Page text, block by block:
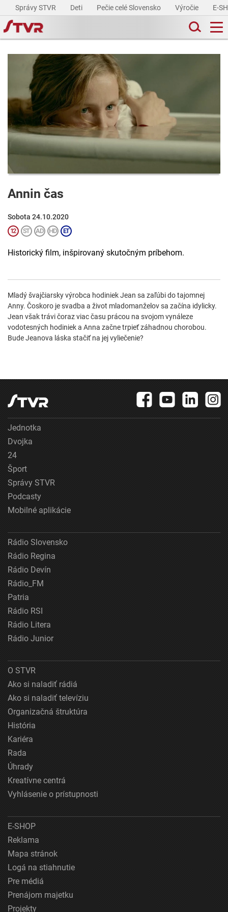
Správy STVR Deti Pečie celé Slovensko Výročie E-
Annin čas
Sobota 24.10.2020
Historický film, inšpirovaný skutočným príbehom.
Mladý švajčiarsky výrobca hodiniek Jean sa zaľúbi do tajomnej
Anny. Čoskoro je svadba a život mladomanželov sa začína idylicky.
Jean však trávi čoraz viac času prácou na svojom vynáleze
vodotesných hodiniek a Anna začne trpieť záhadnou chorobou.
Bude Jeanova láska stačiť na jej vyliečenie?
Jednotka
Dvojka
24
Šport
Správy STVR
Podcasty
Mobilné aplikácie
Rádio Slovensko
Rádio Regina
Rádio Devín
Rádio_FM
Patria
Rádio RSI
Rádio Litera
Rádio Junior
O STVR
Ako si naladiť rádiá
Ako si naladiť televíziu
Organizačná štruktúra
História
Kariéra
Rada
Úhrady
Kreatívne centrá
Vyhlásenie o prístupnosti
E-SHOP
Reklama
Mapa stránok
Logá na stiahnutie
Pre médiá
Prenájom majetku
Projekty